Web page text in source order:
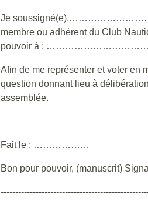
Je
membre ou adhérent du Club
pouvoir à :
Afin de me représenter et voter en
question donnant lieu à
assemblée.
Fait le : ………………
Bon pour pouvoir, (manuscrit)